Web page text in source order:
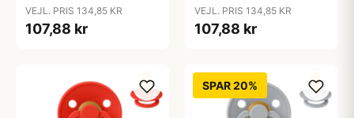
VEJL. PRIS 134,85 KR
107,88 kr
VEJL. PRIS 134,85 KR
107,88 kr
SPAR 20%